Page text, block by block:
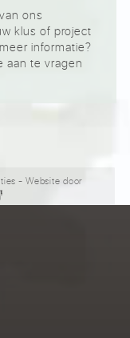
ons
klus of project
informatie?
te vragen
- Website door